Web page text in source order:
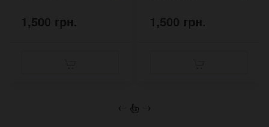
1,500 грн. 1,500 грн.
← →